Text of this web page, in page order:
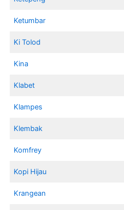
Ketumbar
Ki Tolod
Kina
Klabet
Klampes
Klembak
Komfrey
Kopi Hijau
Krangean